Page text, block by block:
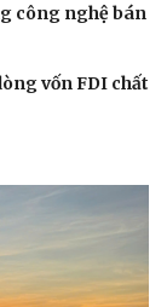
công nghệ bán
vốn FDI chất